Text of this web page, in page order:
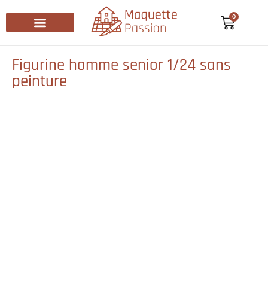
0
Figurine homme senior 1/24 sans
peinture